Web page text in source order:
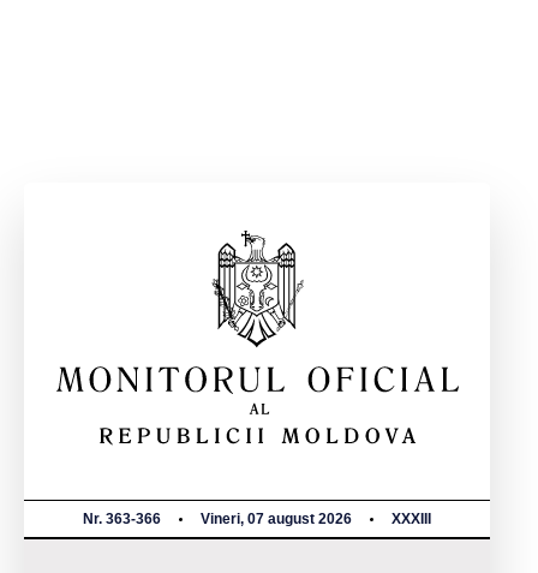
Nr. 363-366 Vineri, 07 august 2026 XXXIII